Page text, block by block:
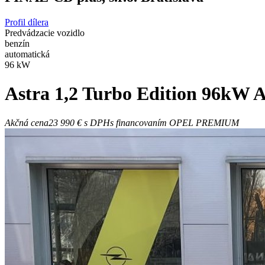
Profil dílera
Predvádzacie vozidlo
benzín
automatická
96 kW
Astra 1,2 Turbo Edition 96kW
Akčná cena23 990 €s DPHs financovaním OPEL PREMIUM